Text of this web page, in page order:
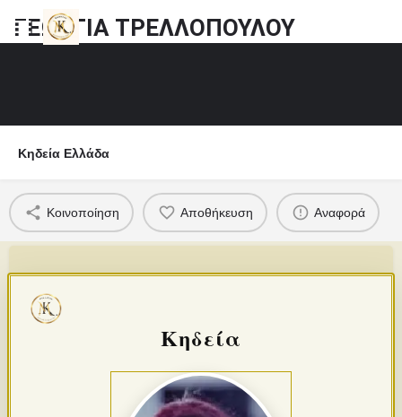
ΓΕΩΡΓΙΑ ΤΡΕΛΛΟΠΟΥΛΟΥ
Κηδεία Ελλάδα
Κοινοποίηση Αποθήκευση Αναφορά
Κηδεία